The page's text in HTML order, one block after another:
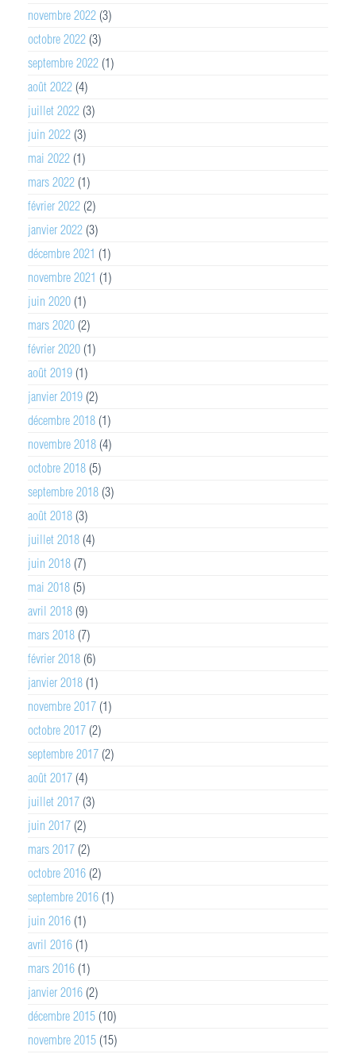
novembre 2022 (3)
octobre 2022 (3)
septembre 2022 (1)
août 2022 (4)
juillet 2022 (3)
juin 2022 (3)
mai 2022 (1)
mars 2022 (1)
février 2022 (2)
janvier 2022 (3)
décembre 2021 (1)
novembre 2021 (1)
juin 2020 (1)
mars 2020 (2)
février 2020 (1)
août 2019 (1)
janvier 2019 (2)
décembre 2018 (1)
novembre 2018 (4)
octobre 2018 (5)
septembre 2018 (3)
août 2018 (3)
juillet 2018 (4)
juin 2018 (7)
mai 2018 (5)
avril 2018 (9)
mars 2018 (7)
février 2018 (6)
janvier 2018 (1)
novembre 2017 (1)
octobre 2017 (2)
septembre 2017 (2)
août 2017 (4)
juillet 2017 (3)
juin 2017 (2)
mars 2017 (2)
octobre 2016 (2)
septembre 2016 (1)
juin 2016 (1)
avril 2016 (1)
mars 2016 (1)
janvier 2016 (2)
décembre 2015 (10)
novembre 2015 (15)